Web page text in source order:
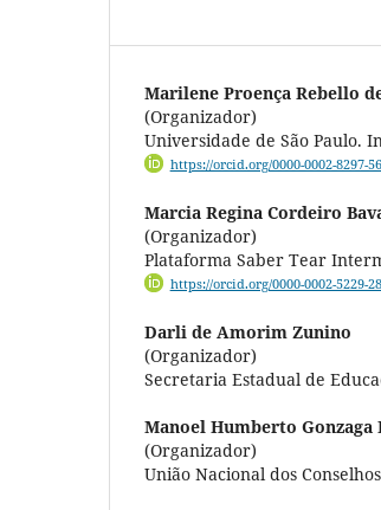
Marilene Proença Rebello
(Organizador)
Universidade de São Paulo.
https://orcid.org/0000-0002-8297-
Marcia Regina Cordeiro
(Organizador)
Plataforma Saber Tear
https://orcid.org/0000-0002-5229-
Darli de Amorim Zunino
(Organizador)
Secretaria Estadual de
Manoel Humberto Gonzaga
(Organizador)
União Nacional dos